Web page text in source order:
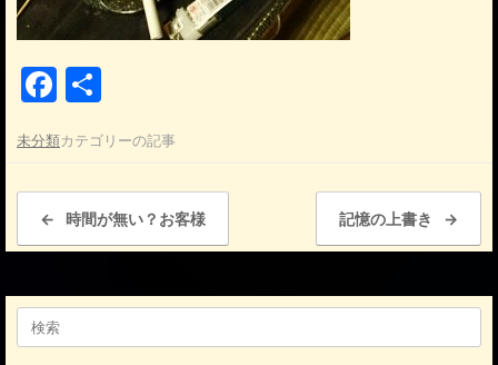
F
c
e
b
o
o
k
未分類カテゴリーの記事
投稿ナビゲーション
← 時間が無い？お客様 記憶の上書き →
検